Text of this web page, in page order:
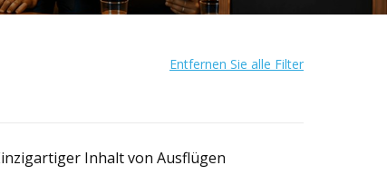
Entfernen Sie alle Filter
Inhalt von Ausflügen